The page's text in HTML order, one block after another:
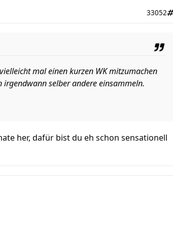
33052
mal einen kurzen WK mitzumachen
selber andere einsammeln.
her, dafür bist du eh schon sensationell